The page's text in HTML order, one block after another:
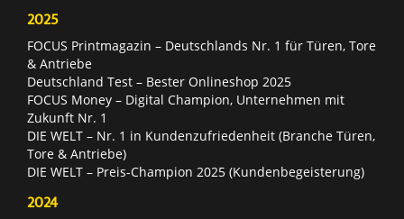
2025
FOCUS Printmagazin – Deutschlands Nr. 1 für Türen, Tore
& Antriebe
Deutschland Test – Bester Onlineshop 2025
FOCUS Money – Digital Champion, Unternehmen mit
Zukunft Nr. 1
DIE WELT – Nr. 1 in Kundenzufriedenheit (Branche Türen,
Tore & Antriebe)
DIE WELT – Preis-Champion 2025 (Kundenbegeisterung)
2024